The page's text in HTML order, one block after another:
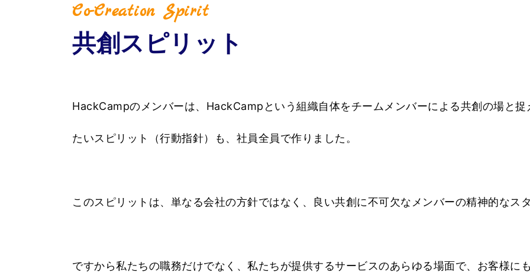
Co-Creation Spirit
共創スピリット
HackCampのメンバーは、HackCampという組織自体をチームメンバーによる共創の場と
たいスピリット（行動指針）も、社員全員で作りました。
このスピリットは、単なる会社の方針ではなく、良い共創に不可欠なメンバーの精神的なス
ですから私たちの職務だけでなく、私たちが提供するサービスのあらゆる場面で、お客様に